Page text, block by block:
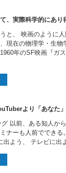
、実際科学的にあり
と、 映画のように
現在の物理学・生
年のSF映画『ガ
より「あなた
以前、ある知人か
ナーも人前でできる
出よう、 テレビに出